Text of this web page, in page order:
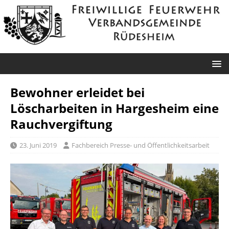
Bewohner erleidet bei
Löscharbeiten in Hargesheim eine
Rauchvergiftung
23. Juni 2019 Fachbereich Presse- und Öffentlichkeitsarbeit